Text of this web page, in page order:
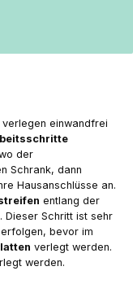
einwandfrei
der
Schrank, dann
Hausanschlüsse an.
entlang der
Dieser Schritt ist sehr
bevor im
verlegt werden.
werden.